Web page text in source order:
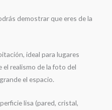
demostrar que eres de la
ideal para lugares
realismo de la foto del
el espacio.
lisa (pared, cristal,